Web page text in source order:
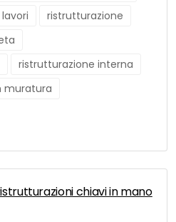
ristrutturazione
ristrutturazione interna
muratura
chiavi in mano